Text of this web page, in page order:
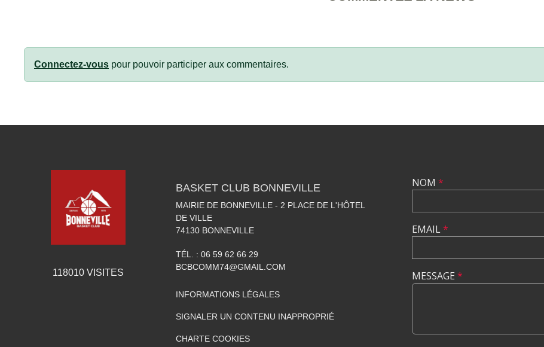
Connectez-vous pour pouvoir participer aux commentaires.
118010VISITES
BASKET CLUB BONNEVILLE
MAIRIE DE BONNEVILLE - 2 PLACE DE L'HÔTEL
DE VILLE
74130 BONNEVILLE
TÉL. : 06 59 62 66 29
BCBCOMM74@GMAIL.COM
INFORMATIONS LÉGALES
SIGNALER UN CONTENU INAPPROPRIÉ
CHARTE COOKIES
NOM *
EMAIL*
MESSAGE *